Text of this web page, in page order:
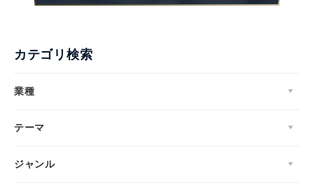
カテゴリ検索
業種
テーマ
ジャンル